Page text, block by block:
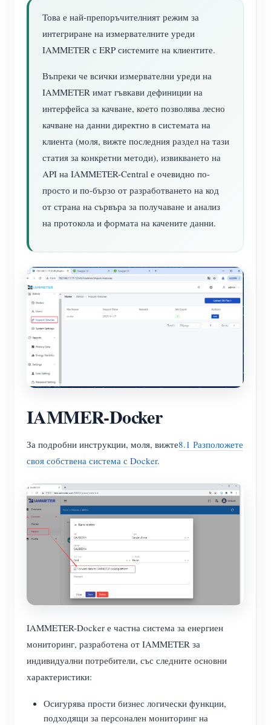
Това е най-препоръчителният режим за
интегриране на измервателните уреди
IAMMETER с ERP системите на клиентите.
Въпреки че всички измервателни уреди на
IAMMETER имат гъвкави дефиниции на
интерфейса за качване, което позволява лесно
качване на данни директно в системата на
клиента (моля, вижте последния раздел на тази
статия за конкретни методи), извикването на
API на IAMMETER-Central е очевидно по-
просто и по-бързо от разработването на код
от страна на сървъра за получаване и анализ
на протокола и формата на качените данни.
IAMMER-Docker
За подробни инструкции, моля, вижте8.1 Разположете
своя собствена система с Docker.
IAMMETER-Docker е частна система за енергиен
мониторинг, разработена от IAMMETER за
индивидуални потребители, със следните основни
характеристики:
Осигурява прости бизнес логически функции,
подходящи за персонален мониторинг на